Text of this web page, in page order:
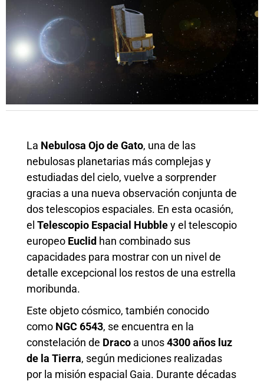
La Nebulosa Ojo de Gato, una de las
nebulosas planetarias más complejas y
estudiadas del cielo, vuelve a sorprender
gracias a una nueva observación conjunta de
dos telescopios espaciales. En esta ocasión,
el Telescopio Espacial Hubbley el telescopio
europeo Euclid han combinado sus
capacidades para mostrar con un nivel de
detalle excepcional los restos de una estrella
moribunda.
Este objeto cósmico, también conocido
como NGC 6543, se encuentra en la
constelación de Draco a unos4300 años luz
de la Tierra, según mediciones realizadas
por la misión espacial Gaia. Durante décadas